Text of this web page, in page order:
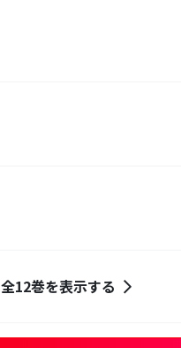
全12巻を表示する